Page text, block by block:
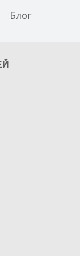
Блог